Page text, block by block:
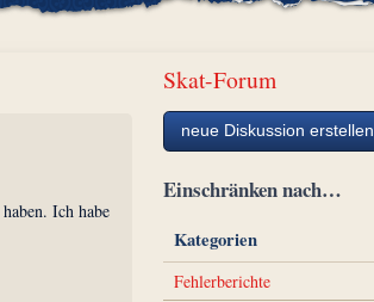
Ich habe
Skat-Forum
neue Diskussion erstellen
Einschränken nach…
Kategorien
Fehlerberichte